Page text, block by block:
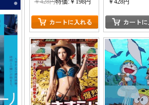
￥428円特価:￥198円 ￥428円